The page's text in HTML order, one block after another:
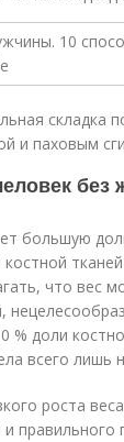
складка
и паховым
большую
что вес
% доли
всего лишь
роста
и правильного